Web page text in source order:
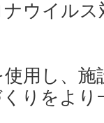
ウイル
用し、
りをよ